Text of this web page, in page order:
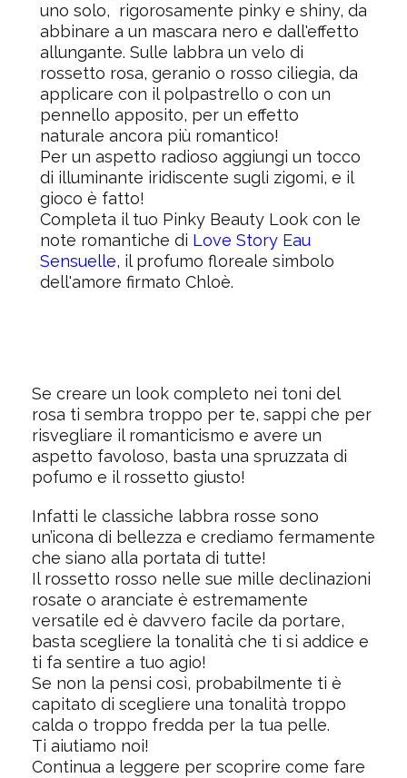
uno solo, rigorosamente pinky e shiny, da
abbinare a un mascara nero e dall'effetto
allungante. Sulle labbra un velo di
rossetto rosa, geranio o rosso ciliegia, da
applicare con il polpastrello o con un
pennello apposito, per un effetto
naturale ancora più romantico!
Per un aspetto radioso aggiungi un tocco
di illuminante iridiscente sugli zigomi, e il
gioco è fatto!
Completa il tuo Pinky Beauty Look con le
note romantiche di Love Story Eau
Sensuelle, il profumo floreale simbolo
dell'amore firmato Chloè.
Se creare un look completo nei toni del
rosa ti sembra troppo per te, sappi che per
risvegliare il romanticismo e avere un
aspetto favoloso, basta una spruzzata di
pofumo e il rossetto giusto!
Infatti le classiche labbra rosse sono
un’icona di bellezza e crediamo fermamente
che siano alla portata di tutte!
Il rossetto rosso nelle sue mille declinazioni
rosate o aranciate è estremamente
versatile ed è davvero facile da portare,
basta scegliere la tonalità che ti si addice e
ti fa sentire a tuo agio!
Se non la pensi così, probabilmente ti è
capitato di scegliere una tonalità troppo
calda o troppo fredda per la tua pelle.
Ti aiutiamo noi!
Continua a leggere per scoprire come fare